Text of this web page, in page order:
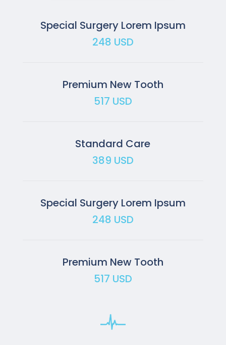
Special Surgery Lorem Ipsum
248 USD
Premium New Tooth
517 USD
Standard Care
389 USD
Special Surgery Lorem Ipsum
248 USD
Premium New Tooth
517 USD